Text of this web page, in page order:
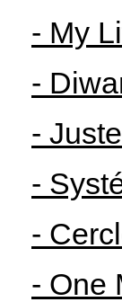
- My
-
-
-
-
- One